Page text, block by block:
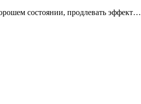
состоянии, продлевать эффект…